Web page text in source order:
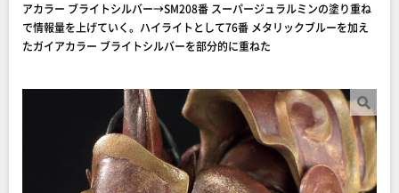
アカラー ブライトシルバー→SM208番 スーパージュラルミンの塗り重ね
で情報量を上げていく。ハイライトとして76番 メタリックブルーを加え
たガイアカラー ブライトシルバーを部分的に重ねた